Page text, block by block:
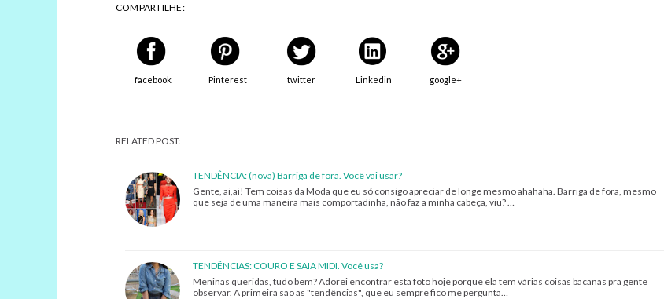
COMPARTILHE:
facebook Pinterest twitter Linkedin google+
RELATED POST:
TENDÊNCIA: (nova) Barriga de fora. Você vai usar?
Gente, ai,ai! Tem coisas da Moda que eu só consigo apreciar de longe mesmo ahahaha. Barriga de fora, mesmo
que seja de uma maneira mais comportadinha, não faz a minha cabeça, viu? …
TENDÊNCIAS: COURO E SAIA MIDI. Você usa?
Meninas queridas, tudo bem? Adorei encontrar esta foto hoje porque ela tem várias coisas bacanas pra gente
observar. A primeira são as "tendências", que eu sempre fico me pergunta…